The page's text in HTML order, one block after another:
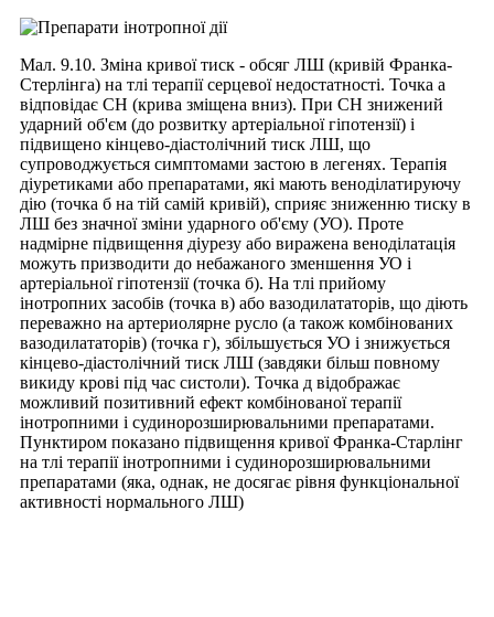
Мал. 9.10. Зміна кривої тиск - обсяг ЛШ (кривій Франка-
Стерлінга) на тлі терапії серцевої недостатності. Точка а
відповідає СН (крива зміщена вниз). При СН знижений
ударний об'єм (до розвитку артеріальної гіпотензії) і
підвищено кінцево-діастолічний тиск ЛШ, що
супроводжується симптомами застою в легенях. Терапія
діуретиками або препаратами, які мають веноділатируючу
дію (точка б на тій самій кривій), сприяє зниженню тиску в
ЛШ без значної зміни ударного об'єму (УО). Проте
надмірне підвищення діурезу або виражена веноділатація
можуть призводити до небажаного зменшення УО і
артеріальної гіпотензії (точка б). На тлі прийому
інотропних засобів (точка в) або вазодилататорів, що діють
переважно на артериолярне русло (а також комбінованих
вазодилататорів) (точка г), збільшується УО і знижується
кінцево-діастолічний тиск ЛШ (завдяки більш повному
викиду крові під час систоли). Точка д відображає
можливий позитивний ефект комбінованої терапії
інотропними і судинорозширювальними препаратами.
Пунктиром показано підвищення кривої Франка-Старлінг
на тлі терапії інотропними і судинорозширювальними
препаратами (яка, однак, не досягає рівня функціональної
активності нормального ЛШ)